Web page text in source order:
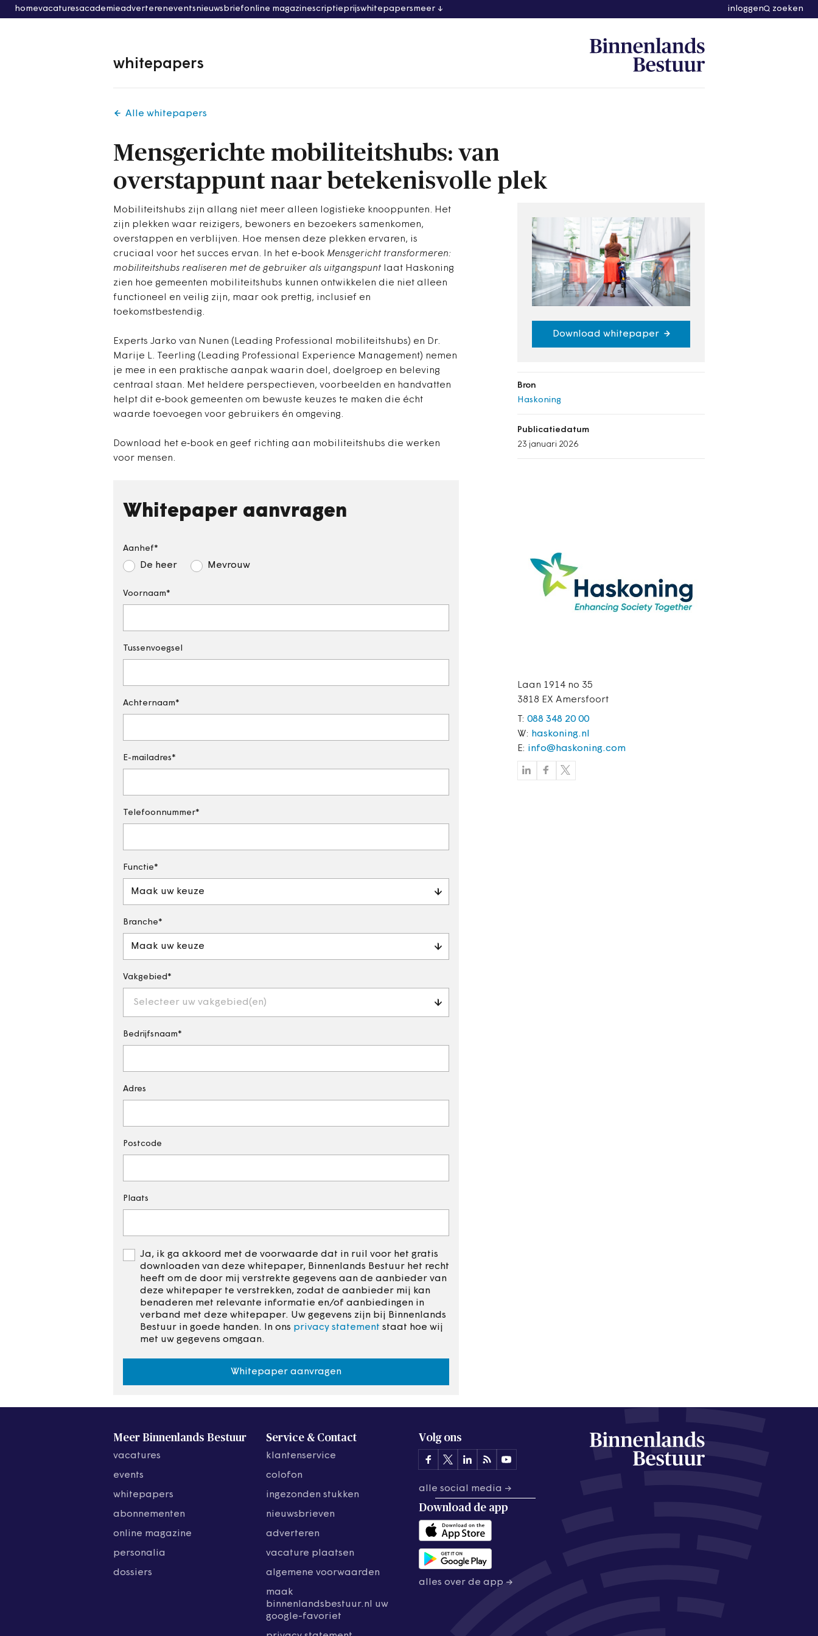
homevacaturesacademieadvertereneventsnieuwsbriefonline magazinescriptieprijswhitepapersmeer inloggen zoeken
whitepapers
Alle whitepapers
Mensgerichte mobiliteitshubs: van
overstappunt naar betekenisvolle plek
Mobiliteitshubs zijn allang niet meer alleen logistieke knooppunten. Het
zijn plekken waar reizigers, bewoners en bezoekers samenkomen,
overstappen en verblijven. Hoe mensen deze plekken ervaren, is
cruciaal voor het succes ervan. In het e‑book Mensgericht transformeren:
mobiliteitshubs realiseren met de gebruiker als uitgangspunt laat Haskoning
zien hoe gemeenten mobiliteitshubs kunnen ontwikkelen die niet alleen
functioneel en veilig zijn, maar ook prettig, inclusief en
toekomstbestendig.
Experts Jarko van Nunen (Leading Professional mobiliteitshubs) en Dr.
Marije L. Teerling (Leading Professional Experience Management) nemen
je mee in een praktische aanpak waarin doel, doelgroep en beleving
centraal staan. Met heldere perspectieven, voorbeelden en handvatten
helpt dit e‑book gemeenten om bewuste keuzes te maken die écht
waarde toevoegen voor gebruikers én omgeving.
Download het e‑book en geef richting aan mobiliteitshubs die werken
voor mensen.
Whitepaper aanvragen
Aanhef
De heer Mevrouw
Voornaam
Tussenvoegsel
Achternaam
E-mailadres
Telefoonnummer
Functie
Maak uw keuze
Branche
Maak uw keuze
Vakgebied
Selecteer uw vakgebied(en)
Bedrijfsnaam
Adres
Postcode
Plaats
Ja, ik ga akkoord met de voorwaarde dat in ruil voor het gratis
downloaden van deze whitepaper, Binnenlands Bestuur het recht
heeft om de door mij verstrekte gegevens aan de aanbieder van
deze whitepaper te verstrekken, zodat de aanbieder mij kan
benaderen met relevante informatie en/of aanbiedingen in
verband met deze whitepaper. Uw gegevens zijn bij Binnenlands
Bestuur in goede handen. In ons privacy statement staat hoe wij
met uw gegevens omgaan.
Whitepaper aanvragen
Download whitepaper
Bron
Haskoning
Publicatiedatum
23 januari 2026
Laan 1914 no 35
3818 EX Amersfoort
T: 088 348 20 00
W: haskoning.nl
E: info@haskoning.com
Meer Binnenlands Bestuur
vacatures
events
whitepapers
abonnementen
online magazine
personalia
dossiers
Service & Contact
klantenservice
colofon
ingezonden stukken
nieuwsbrieven
adverteren
vacature plaatsen
algemene voorwaarden
maak
binnenlandsbestuur.nl uw
google-favoriet
Volg ons
alle social media →
Download de app
alles over de app →